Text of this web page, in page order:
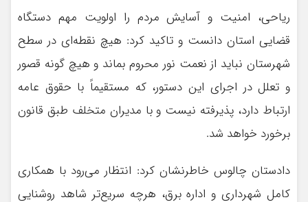
ریاحی، امنیت و آسایش مردم را اولویت مهم دستگاه
قضایی استان دانست و تاکید کرد: هیچ نقطه‌ای در سطح
شهرستان نباید از نعمت نور محروم بماند و هیچ گونه قصور
و تعلل در اجرای این دستور، که مستقیماً با حقوق عامه
ارتباط دارد، پذیرفته نیست و با مدیران متخلف طبق قانون
برخورد خواهد شد.
دادستان چالوس خاطرنشان کرد: انتظار می‌رود با همکاری
کامل شهرداری و اداره برق، هرچه سریع‌تر شاهد روشنایی